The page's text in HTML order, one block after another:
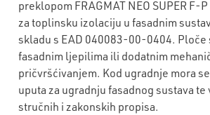
preklopom FRAGMAT NEO SUPER F-
za toplinsku izolaciju u fasadnim
skladu s EAD 040083-00-0404. Ploče
fasadnim ljepilima ili dodatnim
pričvršćivanjem. Kod ugradnje mora
uputa za ugradnju fasadnog sustava te
stručnih i zakonskih propisa.